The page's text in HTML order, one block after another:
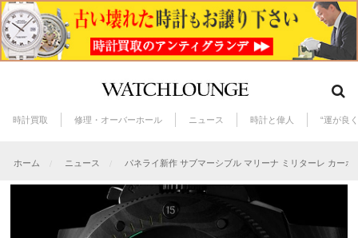
時計買取 修理・オーバーホール ニュース 時計と偉人 “運が良
ホーム ニュース パネライ新作 サブマーシブル マリーナ ミリターレ カーボ